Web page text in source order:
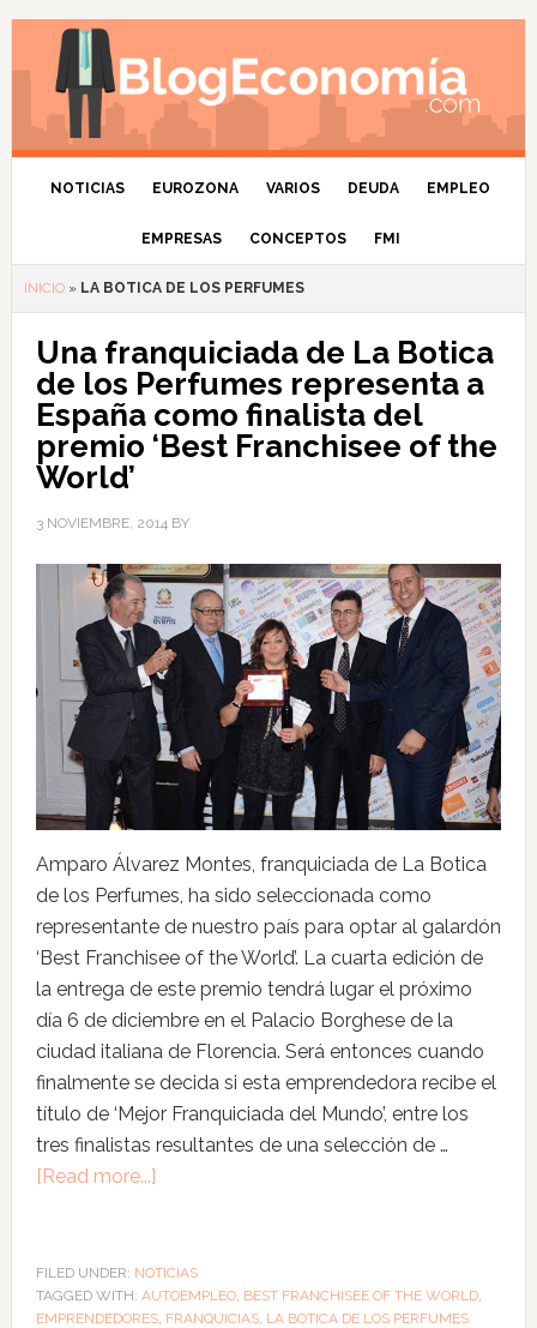
NOTICIAS EUROZONA VARIOS DEUDA EMPLEO
EMPRESAS CONCEPTOS FMI
INICIO» LA BOTICA DE LOS PERFUMES
Una franquiciada de La Botica
de los Perfumes representa a
España como finalista del
premio ‘Best Franchisee of the
World’
3 NOVIEMBRE, 2014BY
Amparo Álvarez Montes, franquiciada de La Botica
de los Perfumes, ha sido seleccionada como
representante de nuestro país para optar al galardón
‘Best Franchisee of the World’. La cuarta edición de
la entrega de este premio tendrá lugar el próximo
día 6 de diciembre en el Palacio Borghese de la
ciudad italiana de Florencia. Será entonces cuando
finalmente se decida si esta emprendedora recibe el
título de ‘Mejor Franquiciada del Mundo’, entre los
tres finalistas resultantes de una selección de …
[Read more...]
FILED UNDER: NOTICIAS
TAGGED WITH: AUTOEMPLEO, BEST FRANCHISEE OF THE WORLD,
EMPRENDEDORES, FRANQUICIAS, LA BOTICA DE LOS PERFUMES